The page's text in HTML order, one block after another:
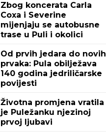
Zbog koncerata Carla
Coxa i Severine
mijenjaju se autobusne
trase u Puli i okolici
Od prvih jedara do novih
prvaka: Pula obilježava
140 godina jedriličarske
povijesti
Životna promjena vratila
je Puležanku njezinoj
prvoj ljubavi